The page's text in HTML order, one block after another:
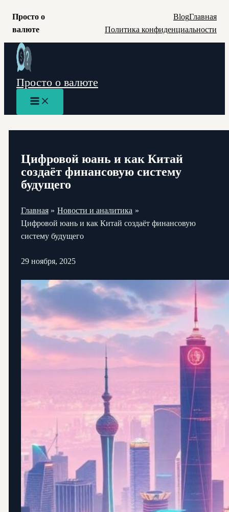
Просто о
валюте
BlogГлавная
Политика конфиденциальности
Перейти
содержимому
Просто о валюте
Main
Menu
Цифровой юань и как Китай
создаёт финансовую систему
будущего
Главная
Новости и аналитика
Цифровой юань и как Китай создаёт финансовую
систему будущего
29 ноября, 2025